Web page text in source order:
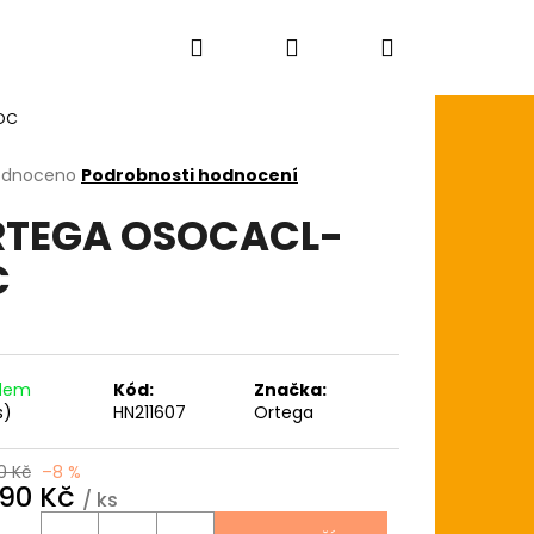
Hledat PřihlášeníNákupní
Podrobnosti hodnocení
OSOCACL-
Kód:
HN211607
Značka:
Ortega
Kč –8 %
Kč / ks
SKIN+ COATED